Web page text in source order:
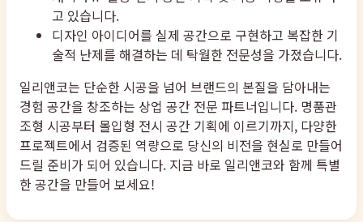
고 있습니다.
디자인 아이디어를 실제 공간으로 구현하고 복잡한 기
술적 난제를 해결하는 데 탁월한 전문성을 가졌습니다.
일리앤코는 단순한 시공을 넘어 브랜드의 본질을 담아내는
경험 공간을 창조하는 상업 공간 전문 파트너입니다. 명품관
조형 시공부터 몰입형 전시 공간 기획에 이르기까지, 다양한
프로젝트에서 검증된 역량으로 당신의 비전을 현실로 만들어
드릴 준비가 되어 있습니다. 지금 바로 일리앤코와 함께 특별
한 공간을 만들어 보세요!